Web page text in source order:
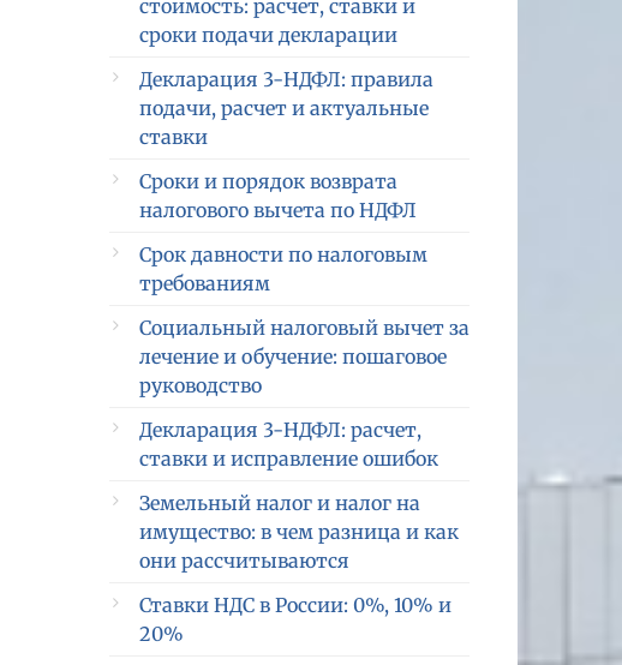
стоимость: расчет, ставки и
сроки подачи декларации
Декларация 3-НДФЛ: правила
подачи, расчет и актуальные
ставки
Сроки и порядок возврата
налогового вычета по НДФЛ
Срок давности по налоговым
требованиям
Социальный налоговый вычет за
лечение и обучение: пошаговое
руководство
Декларация 3-НДФЛ: расчет,
ставки и исправление ошибок
Земельный налог и налог на
имущество: в чем разница и как
они рассчитываются
Ставки НДС в России: 0%, 10% и
20%